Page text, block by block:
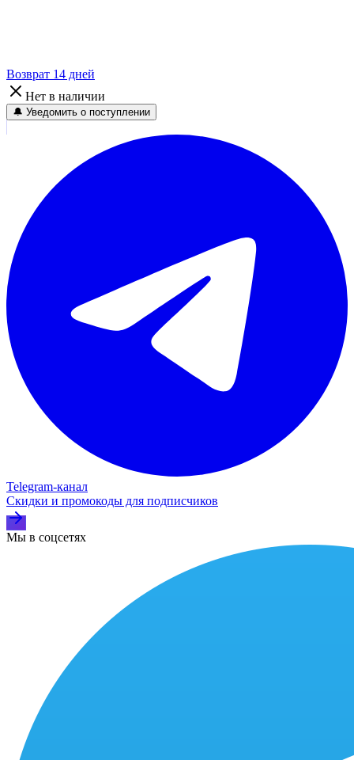
Возврат 14 дней
Нет в наличии
🔔 Уведомить о поступлении
Telegram‑канал
Скидки и промокоды для подписчиков
Мы в соцсетях